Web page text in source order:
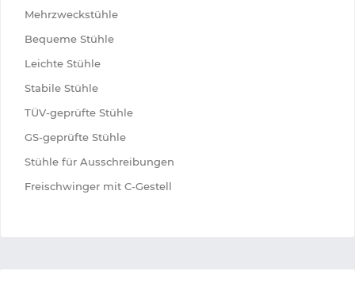
Mehrzweckstühle
Bequeme Stühle
Leichte Stühle
Stabile Stühle
TÜV-geprüfte Stühle
GS-geprüfte Stühle
Stühle für Ausschreibungen
Freischwinger mit C-Gestell